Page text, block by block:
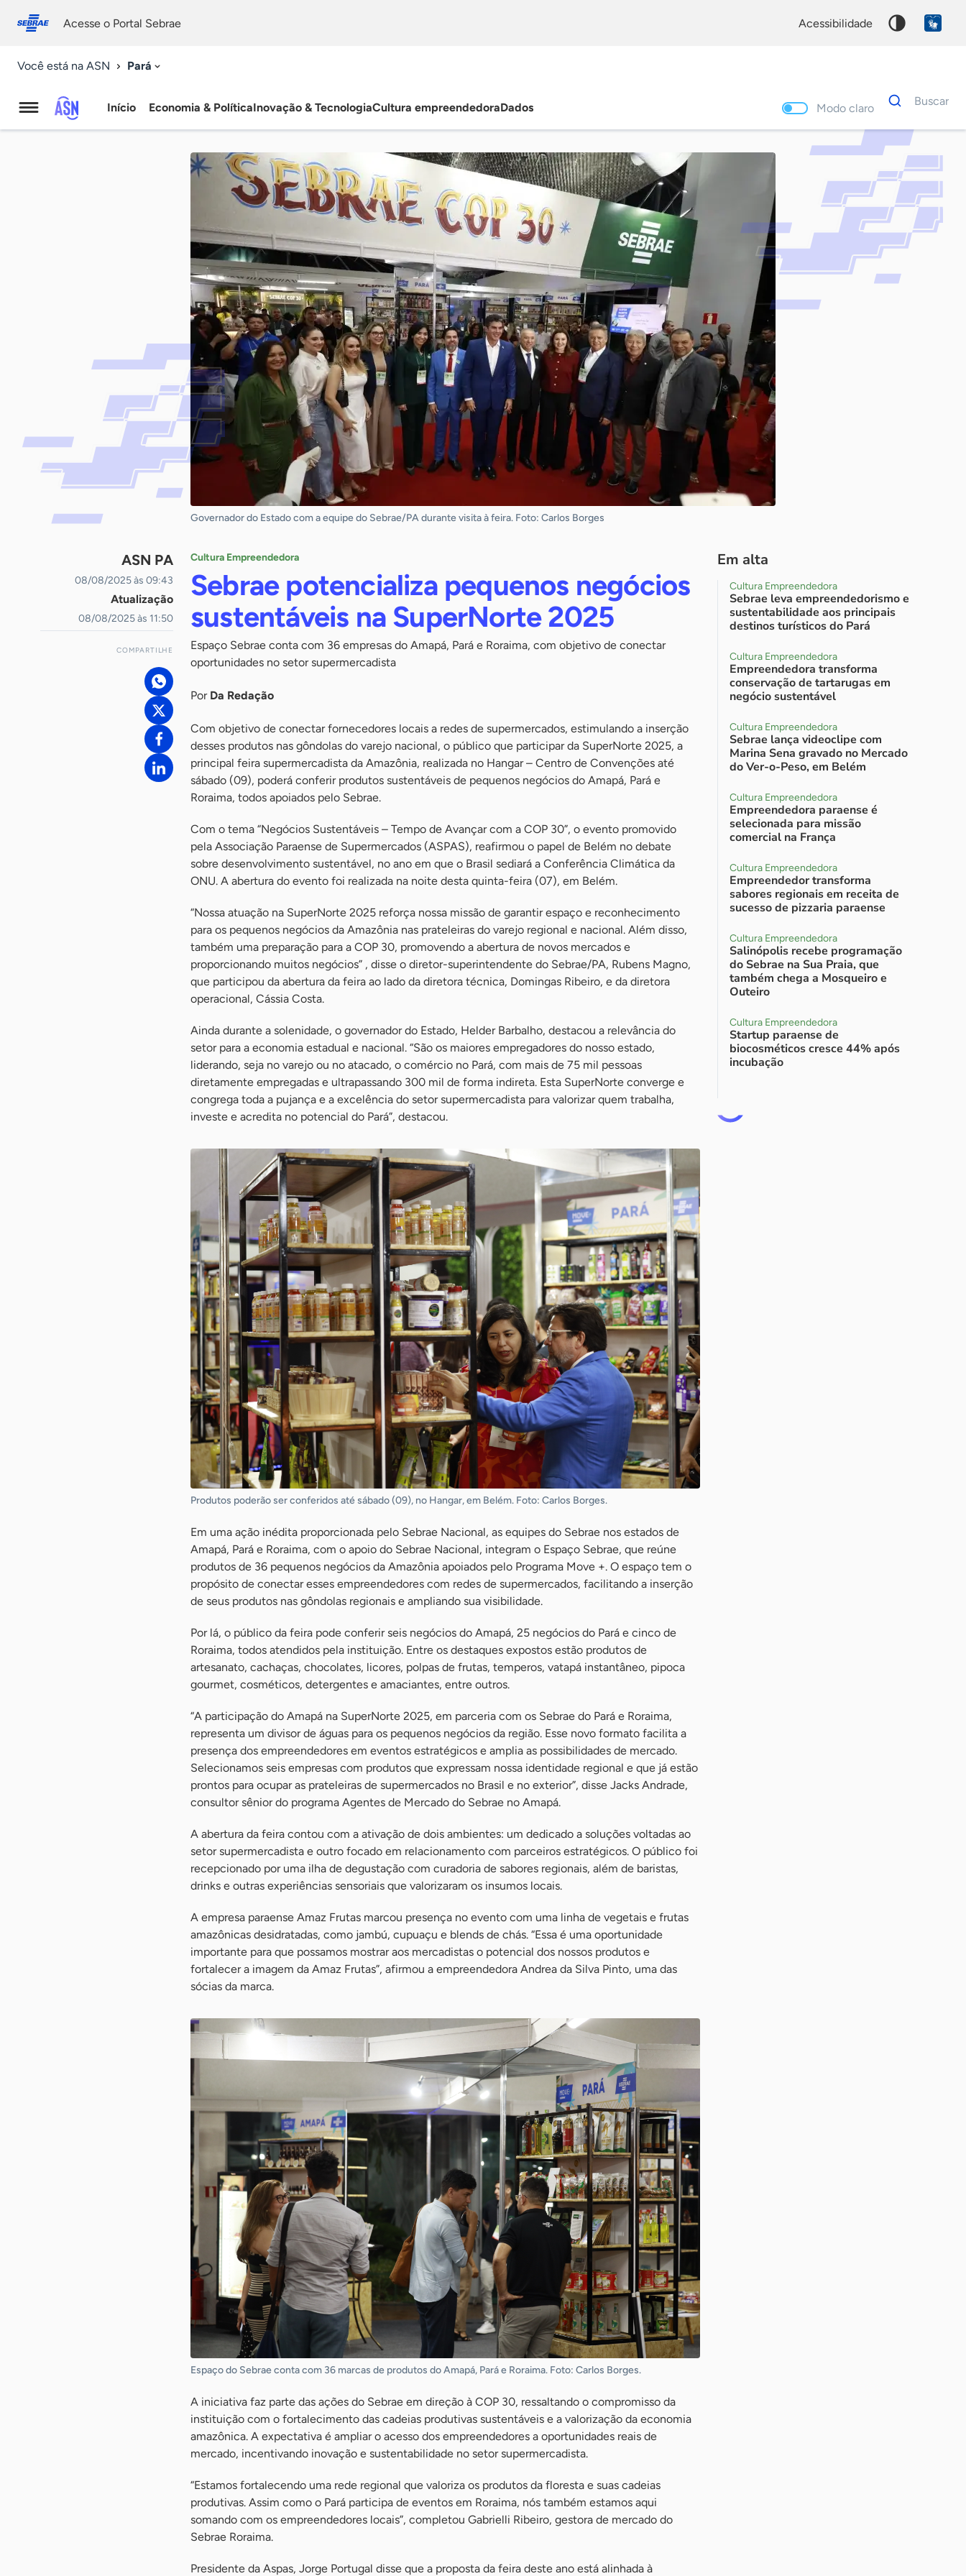
conosco
Acesse o Portal Sebrae acessibilidade
Você está na ASN Pará
Agência
Início Economia & PolíticaInovação & TecnologiaCultura empreendedoraDados Modo claro
Dados
para
Buscar
Palavra
chave
Governador do Estado com a equipe do Sebrae/PA durante visita à feira. Foto: Carlos Borges
ASN PA
08/08/2025 às 09:43
Atualização
08/08/2025 às 11:50
COMPARTILHE
Cultura Empreendedora
Sebrae potencializa pequenos negócios
sustentáveis na SuperNorte 2025
Espaço Sebrae conta com 36 empresas do Amapá, Pará e Roraima, com objetivo de conectar
oportunidades no setor supermercadista
Por Da Redação
Com objetivo de conectar fornecedores locais a redes de supermercados, estimulando a inserção
desses produtos nas gôndolas do varejo nacional, o público que participar da SuperNorte 2025, a
principal feira supermercadista da Amazônia, realizada no Hangar – Centro de Convenções até
sábado (09), poderá conferir produtos sustentáveis de pequenos negócios do Amapá, Pará e
Roraima, todos apoiados pelo Sebrae.
Com o tema “Negócios Sustentáveis – Tempo de Avançar com a COP 30”, o evento promovido
pela Associação Paraense de Supermercados (ASPAS), reafirmou o papel de Belém no debate
sobre desenvolvimento sustentável, no ano em que o Brasil sediará a Conferência Climática da
ONU. A abertura do evento foi realizada na noite desta quinta-feira (07), em Belém.
“Nossa atuação na SuperNorte 2025 reforça nossa missão de garantir espaço e reconhecimento
para os pequenos negócios da Amazônia nas prateleiras do varejo regional e nacional. Além disso,
também uma preparação para a COP 30, promovendo a abertura de novos mercados e
proporcionando muitos negócios” , disse o diretor-superintendente do Sebrae/PA, Rubens Magno,
que participou da abertura da feira ao lado da diretora técnica, Domingas Ribeiro, e da diretora
operacional, Cássia Costa.
Ainda durante a solenidade, o governador do Estado, Helder Barbalho, destacou a relevância do
setor para a economia estadual e nacional. “São os maiores empregadores do nosso estado,
liderando, seja no varejo ou no atacado, o comércio no Pará, com mais de 75 mil pessoas
diretamente empregadas e ultrapassando 300 mil de forma indireta. Esta SuperNorte converge e
congrega toda a pujança e a excelência do setor supermercadista para valorizar quem trabalha,
investe e acredita no potencial do Pará”, destacou.
Produtos poderão ser conferidos até sábado (09), no Hangar, em Belém. Foto: Carlos Borges.
Em uma ação inédita proporcionada pelo Sebrae Nacional, as equipes do Sebrae nos estados de
Amapá, Pará e Roraima, com o apoio do Sebrae Nacional, integram o Espaço Sebrae, que reúne
produtos de 36 pequenos negócios da Amazônia apoiados pelo Programa Move +. O espaço tem o
propósito de conectar esses empreendedores com redes de supermercados, facilitando a inserção
de seus produtos nas gôndolas regionais e ampliando sua visibilidade.
Por lá, o público da feira pode conferir seis negócios do Amapá, 25 negócios do Pará e cinco de
Roraima, todos atendidos pela instituição. Entre os destaques expostos estão produtos de
artesanato, cachaças, chocolates, licores, polpas de frutas, temperos, vatapá instantâneo, pipoca
gourmet, cosméticos, detergentes e amaciantes, entre outros.
“A participação do Amapá na SuperNorte 2025, em parceria com os Sebrae do Pará e Roraima,
representa um divisor de águas para os pequenos negócios da região. Esse novo formato facilita a
presença dos empreendedores em eventos estratégicos e amplia as possibilidades de mercado.
Selecionamos seis empresas com produtos que expressam nossa identidade regional e que já estão
prontos para ocupar as prateleiras de supermercados no Brasil e no exterior”, disse Jacks Andrade,
consultor sênior do programa Agentes de Mercado do Sebrae no Amapá.
A abertura da feira contou com a ativação de dois ambientes: um dedicado a soluções voltadas ao
setor supermercadista e outro focado em relacionamento com parceiros estratégicos. O público foi
recepcionado por uma ilha de degustação com curadoria de sabores regionais, além de baristas,
drinks e outras experiências sensoriais que valorizaram os insumos locais.
A empresa paraense Amaz Frutas marcou presença no evento com uma linha de vegetais e frutas
amazônicas desidratadas, como jambú, cupuaçu e blends de chás. “Essa é uma oportunidade
importante para que possamos mostrar aos mercadistas o potencial dos nossos produtos e
fortalecer a imagem da Amaz Frutas”, afirmou a empreendedora Andrea da Silva Pinto, uma das
sócias da marca.
Espaço do Sebrae conta com 36 marcas de produtos do Amapá, Pará e Roraima. Foto: Carlos Borges.
A iniciativa faz parte das ações do Sebrae em direção à COP 30, ressaltando o compromisso da
instituição com o fortalecimento das cadeias produtivas sustentáveis e a valorização da economia
amazônica. A expectativa é ampliar o acesso dos empreendedores a oportunidades reais de
mercado, incentivando inovação e sustentabilidade no setor supermercadista.
“Estamos fortalecendo uma rede regional que valoriza os produtos da floresta e suas cadeias
produtivas. Assim como o Pará participa de eventos em Roraima, nós também estamos aqui
somando com os empreendedores locais”, completou Gabrielli Ribeiro, gestora de mercado do
Sebrae Roraima.
Presidente da Aspas, Jorge Portugal disse que a proposta da feira deste ano está alinhada à
Em alta
Cultura Empreendedora
Sebrae leva empreendedorismo e
sustentabilidade aos principais
destinos turísticos do Pará
Cultura Empreendedora
Empreendedora transforma
conservação de tartarugas em
negócio sustentável
Cultura Empreendedora
Sebrae lança videoclipe com
Marina Sena gravado no Mercado
do Ver-o-Peso, em Belém
Cultura Empreendedora
Empreendedora paraense é
selecionada para missão
comercial na França
Cultura Empreendedora
Empreendedor transforma
sabores regionais em receita de
sucesso de pizzaria paraense
Cultura Empreendedora
Salinópolis recebe programação
do Sebrae na Sua Praia, que
também chega a Mosqueiro e
Outeiro
Cultura Empreendedora
Startup paraense de
biocosméticos cresce 44% após
incubação